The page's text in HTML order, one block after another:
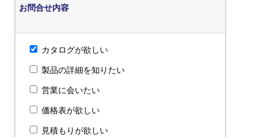
お問合せ内容
カタログが欲しい
製品の詳細を知りたい
営業に会いたい
価格表が欲しい
見積もりが欲しい